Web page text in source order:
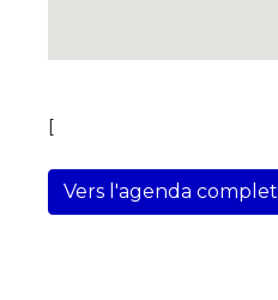
[
Vers l'agenda complet